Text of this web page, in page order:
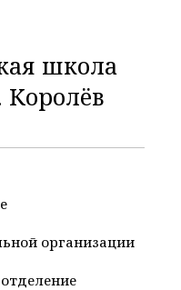
школа
Королёв
организации